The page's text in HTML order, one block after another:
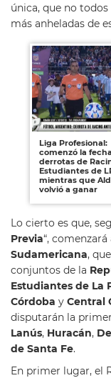
única, que no
más anheladas de
Liga Profesional:
comenzó la fecha
derrotas de
Estudiantes de
mientras que
volvió a ganar
Lo cierto es que,
Previa“,
Sudamericana,
conjuntos de la
Estudiantes de La
Córdoba y Central
disputarán la
Lanús, Huracán,
de Santa Fe.
En primer lugar, el